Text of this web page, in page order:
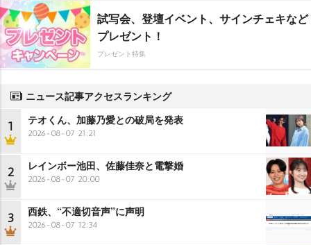
試写会、登壇イベント、サインチェキなど
プレゼント！
プレゼント特集
ニュース記事アクセスランキング
1 テオくん、加藤乃愛との破局を発表
2026-08-07 21:21
2 レインボー池田、佐藤佳奈と電撃婚
2026-08-07 20:00
3 西鉄、“不適切音声”に声明
2026-08-07 12:34